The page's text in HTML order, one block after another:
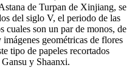
de Turpan de Xinjiang, se
del siglo V, el periodo de las
cuales son un par de monos, de
geométricas de flores
tipo de papeles recortados
y Shaanxi.